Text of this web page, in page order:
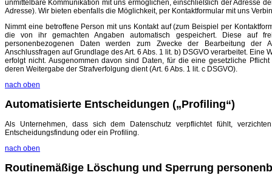
unmittelbare Kommunikation mit uns ermöglichen, einschließlich der Adresse
Adresse). Wir bieten ebenfalls die Möglichkeit, per Kontaktformular mit uns
Nimmt eine betroffene Person mit uns Kontakt auf (zum Beispiel per
die von ihr gemachten Angaben automatisch gespeichert. Diese auf
personenbezogenen Daten werden zum Zwecke der Bearbeitung der
Anschlussfragen auf Grundlage des Art. 6 Abs. 1 lit. b) DSGVO verarbeitet. Eine
erfolgt nicht. Ausgenommen davon sind Daten, für die eine gesetzliche
deren Weitergabe der Strafverfolgung dient (Art. 6 Abs. 1 lit. c DSGVO).
nach oben
Automatisierte Entscheidungen („Profiling“)
Als Unternehmen, dass sich dem Datenschutz verpflichtet fühlt,
Entscheidungsfindung oder ein Profiling.
nach oben
Routinemäßige Löschung und Sperrung